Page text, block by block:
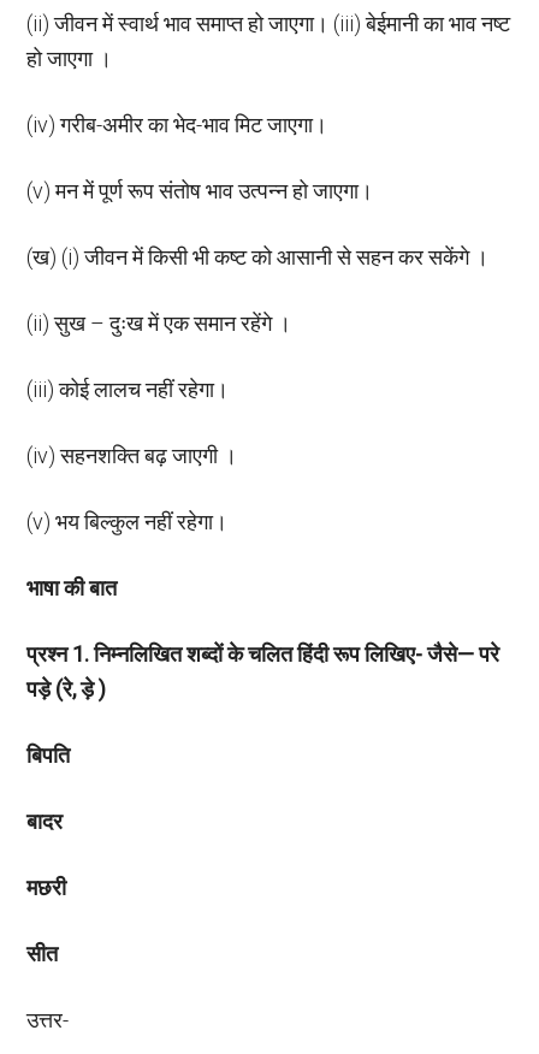
(ii) जीवन में स्वार्थ भाव समाप्त हो जाएगा। (iii) बेईमानी का भाव नष्ट
हो जाएगा ।
(iv) गरीब-अमीर का भेद-भाव मिट जाएगा।
(v) मन में पूर्ण रूप संतोष भाव उत्पन्न हो जाएगा।
(ख) (i) जीवन में किसी भी कष्ट को आसानी से सहन कर सकेंगे ।
(ii) सुख – दुःख में एक समान रहेंगे ।
(iii) कोई लालच नहीं रहेगा।
(iv) सहनशक्ति बढ़ जाएगी ।
(v) भय बिल्कुल नहीं रहेगा।
भाषा की बात
प्रश्न1. निम्नलिखित शब्दों के चलित हिंदी रूप लिखिए- जैसे— परे
पड़े (रे, ड़े )
बिपति
बादर
मछरी
सीत
उत्तर-